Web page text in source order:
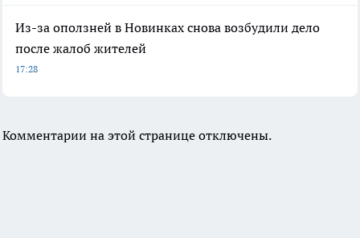
Из-за оползней в Новинках снова возбудили дело
после жалоб жителей
17:28
Комментарии на этой странице отключены.